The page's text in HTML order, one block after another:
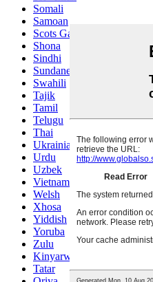
Somali
Samoan
Scots Gaelic
Shona
Sindhi
Sundanese
Swahili
Tajik
Tamil
Telugu
Thai
Ukrainian
Urdu
Uzbek
Vietnamese
Welsh
Xhosa
Yiddish
Yoruba
Zulu
Kinyarwanda
Tatar